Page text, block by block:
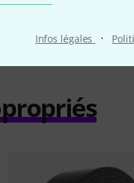
Infos légales ·